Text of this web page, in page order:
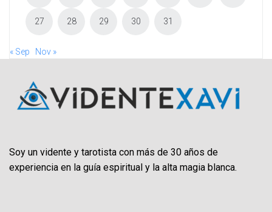
27 28 29 30 31
« Sep Nov »
Soy un vidente y tarotista con más de 30 años de
experiencia en la guía espiritual y la alta magia blanca.